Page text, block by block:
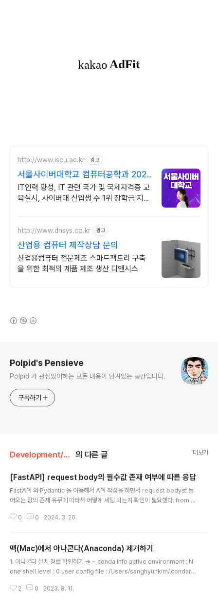
http://www.iscu.ac.kr 광고
서울사이버대학교 컴퓨터공학과 2026
가을학기 신편입생
IT인력 양성, IT 관련 국가 및 국제자격증 교
육실시, 사이버대 신입생 수 1위 장학금 지급
http://www.dnsys.co.kr 광고
산업용 컴퓨터 제작상담 문의
산업용컴퓨터 전문제조 스마트팩토리 구축
을 위한 최적의 제품 제조 생산 디앤시스
Polpid's Pensieve
Polpid 가 관심있어하는 모든 내용이 담겨있는 공간입니다.
구독하기
Development/Python 의 다른 글 더보기
[FastAPI] request body의 필수값 존재 여부에 따른 응답
FastAPI 와 Pydantic 을 이용해서 API 작성을 하면서 request body로 들
어오는 값의 존재 유무에 따라서 어떻게 세팅 되는지 확인이 필요했다. from ty
ort BaseModel app = FastAPI() class Item(BaseModel): name: str
em: Item): return item 아주 간단한 API 이다. name..
0 0 2024. 3. 20.
맥(Mac)에서 아나콘다(Anaconda) 제거하기
1. 아나콘다 설치 경로 확인하기 ➜ ~ conda info active environment : N
one shell level : 0 user config file : /Users/sanghyunkim/.condarc
n : 3.23.3 python version : 3.10.10.final.0 virtual packages : __arch
2 0 2023. 8. 11.